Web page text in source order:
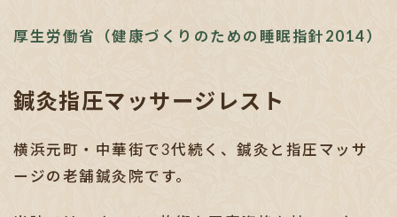
厚生労働省（健康づくりのための睡眠指針2014）
鍼灸指圧マッサージレスト
横浜元町・中華街で3代続く、鍼灸と指圧マッサ
ージの老舗鍼灸院です。